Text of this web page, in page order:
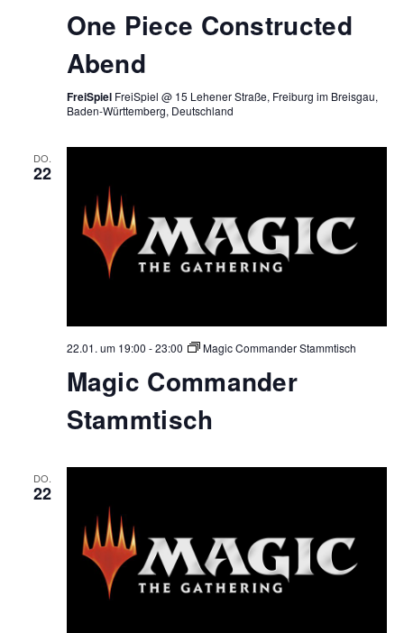
Constructed
Abend
One Piece Constructed
Abend
FreiSpiel FreiSpiel @ 15 Lehener Straße, Freiburg im Breisgau,
Baden-Württemberg, Deutschland
DO.
22
22.01. um 19:00 -23:00 Magic Commander Stammtisch
Magic Commander
Stammtisch
DO.
22